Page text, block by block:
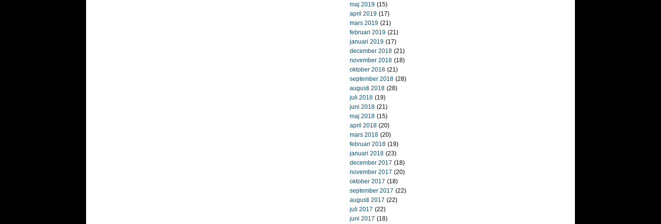
maj 2019 (15)
april 2019 (17)
mars 2019 (21)
februari 2019 (21)
januari 2019 (17)
december 2018 (21)
november 2018 (18)
oktober 2018 (21)
september 2018 (28)
augusti 2018 (28)
juli 2018 (19)
juni 2018 (21)
maj 2018 (15)
april 2018 (20)
mars 2018 (20)
februari 2018 (19)
januari 2018 (23)
december 2017 (18)
november 2017 (20)
oktober 2017 (18)
september 2017 (22)
augusti 2017 (22)
juli 2017 (22)
juni 2017 (18)